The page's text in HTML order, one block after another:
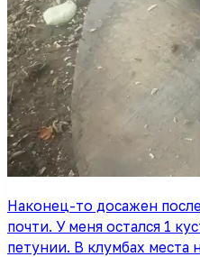
Наконец-то досажен
почти. У меня остался 1
петунии. В клумбах места